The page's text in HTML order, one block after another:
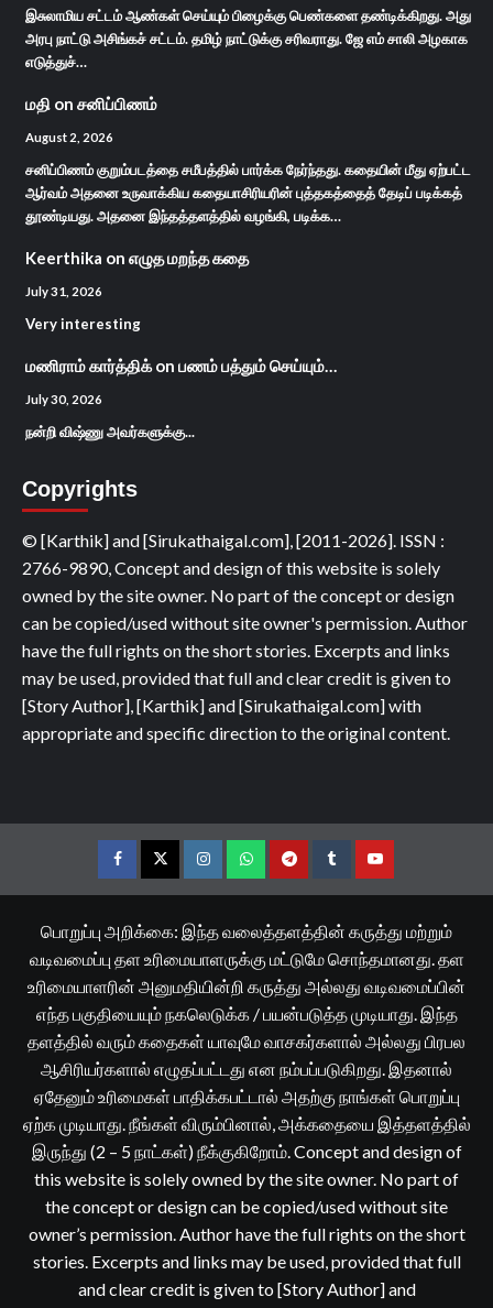
இசுலாமிய சட்டம் ஆண்கள் செய்யும் பிழைக்கு பெண்களை தண்டிக்கிறது. அது
அரபு நாட்டு அசிங்கச் சட்டம். தமிழ் நாட்டுக்கு சரிவராது. ஜே எம் சாலி அழகாக
எடுத்துச்…
மதி on சனிப்பிணம்
August 2, 2026
சனிப்பிணம் குறும்படத்தை சமீபத்தில் பார்க்க நேர்ந்தது. கதையின் மீது ஏற்பட்ட
ஆர்வம் அதனை உருவாக்கிய கதையாசிரியரின் புத்தகத்தைத் தேடிப் படிக்கத்
தூண்டியது. அதனை இந்தத்தளத்தில் வழங்கி, படிக்க…
Keerthika on எழுத மறந்த கதை
July 31, 2026
Very interesting
மணிராம் கார்த்திக்on பணம் பத்தும் செய்யும்…
July 30, 2026
நன்றி விஷ்ணு அவர்களுக்கு...
Copyrights
© [Karthik] and [Sirukathaigal.com], [2011-2026]. ISSN :
2766-9890, Concept and design of this website is solely
owned by the site owner. No part of the concept or design
can be copied/used without site owner's permission. Author
have the full rights on the short stories. Excerpts and links
may be used, provided that full and clear credit is given to
[Story Author], [Karthik] and [Sirukathaigal.com] with
appropriate and specific direction to the original content.
FacebookTwitterInstagramWhatsappTelegramTumblrYouTube
பொறுப்பு அறிக்கை: இந்த வலைத்தளத்தின் கருத்து மற்றும்
வடிவமைப்பு தள உரிமையாளருக்கு மட்டுமே சொந்தமானது. தள
உரிமையாளரின் அனுமதியின்றி கருத்து அல்லது வடிவமைப்பின்
எந்த பகுதியையும் நகலெடுக்க / பயன்படுத்த முடியாது. இந்த
தளத்தில் வரும் கதைகள் யாவுமே வாசகர்களால் அல்லது பிரபல
ஆசிரியர்களால் எழுதப்பட்டது என நம்பப்படுகிறது. இதனால்
ஏதேனும் உரிமைகள் பாதிக்கபட்டால் அதற்கு நாங்கள் பொறுப்பு
ஏற்க முடியாது. நீங்கள் விரும்பினால், அக்கதையை இத்தளத்தில்
இருந்து (2 – 5 நாட்கள்) நீக்குகிறோம். Concept and design of
this website is solely owned by the site owner. No part of
the concept or design can be copied/used without site
owner’s permission. Author have the full rights on the short
stories. Excerpts and links may be used, provided that full
and clear credit is given to [Story Author] and